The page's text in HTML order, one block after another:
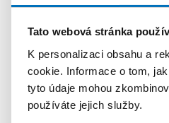
Tato webová stránka
K personalizaci obsahu a
cookie. Informace o tom,
tyto údaje mohou
používáte jejich služby.
Součástí
studentská
z oblasti
Podrobnosti o